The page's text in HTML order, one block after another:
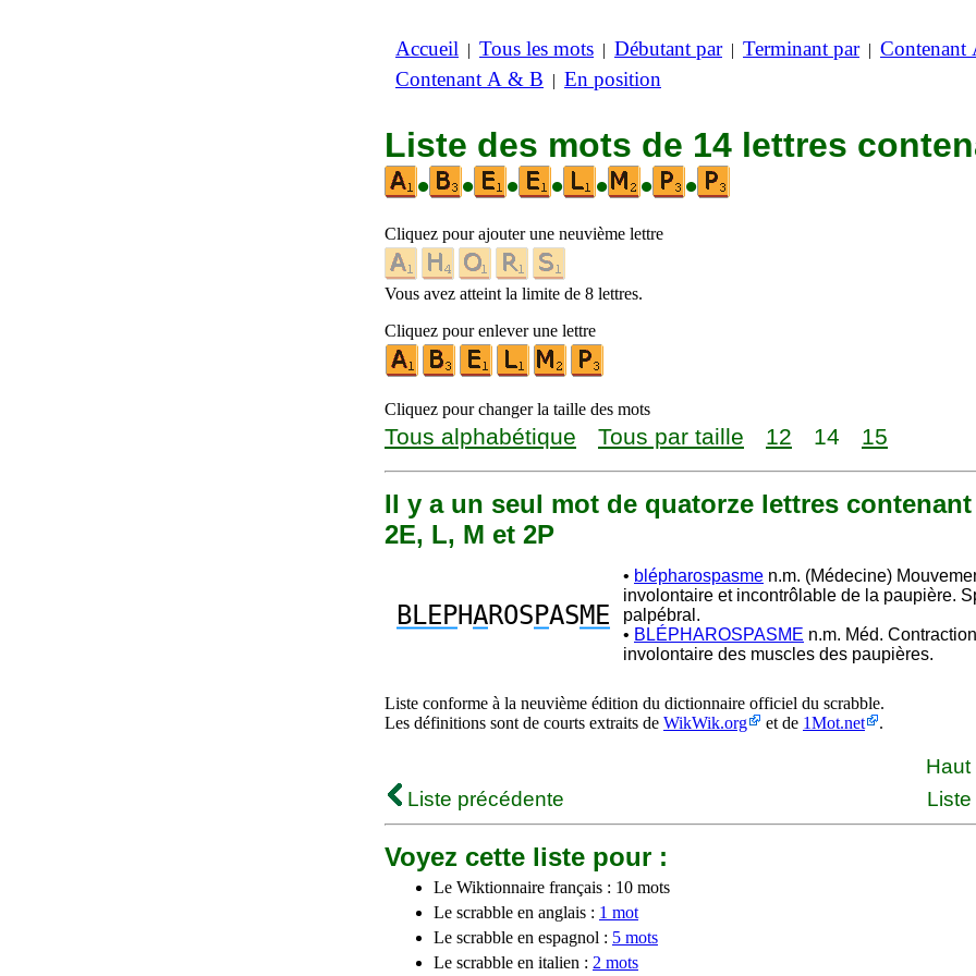
Accueil | Tous les mots | Débutant par| Terminant par| Contenant
Contenant A & B | En position
Liste des mots de 14 lettres
•
• • • • • •
Cliquez pour ajouter une neuvième lettre
Vous avez atteint la limite de 8 lettres.
Cliquez pour enlever une lettre
Cliquez pour changer la taille des mots
Tous alphabétique Tous par taille 12 14 15
Il y a un seul mot de quatorze lettres contenant
2E, L, M et 2P
BLEPHAROSPASME
• blépharospasme n.m. (Médecine)
involontaire et incontrôlable de la paupière.
palpébral.
• BLÉPHAROSPASME n.m. Méd.
involontaire des muscles des paupières.
Liste conforme à la neuvième édition du dictionnaire officiel du scrabble.
Les définitions sont de courts extraits de WikWik.org et de 1Mot.net .
Haut
Liste précédente
Voyez cette liste pour :
Le Wiktionnaire français : 10 mots
Le scrabble en anglais : 1 mot
Le scrabble en espagnol : 5 mots
Le scrabble en italien : 2 mots